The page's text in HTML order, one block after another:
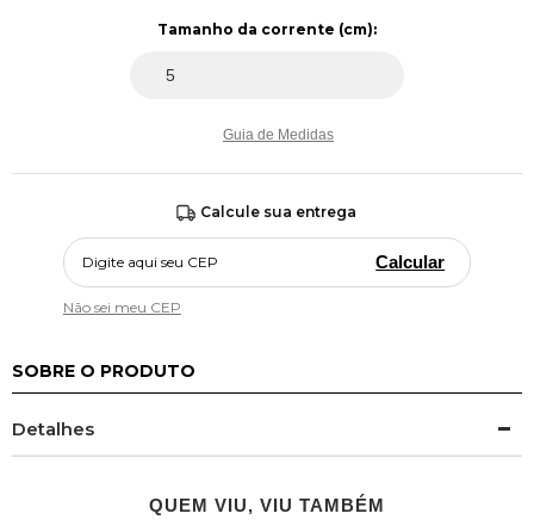
Tamanho da corrente (cm):
Guia de Medidas
Calcule sua entrega
Calcular
Não sei meu CEP
SOBRE O PRODUTO
Detalhes
QUEM VIU, VIU TAMBÉM